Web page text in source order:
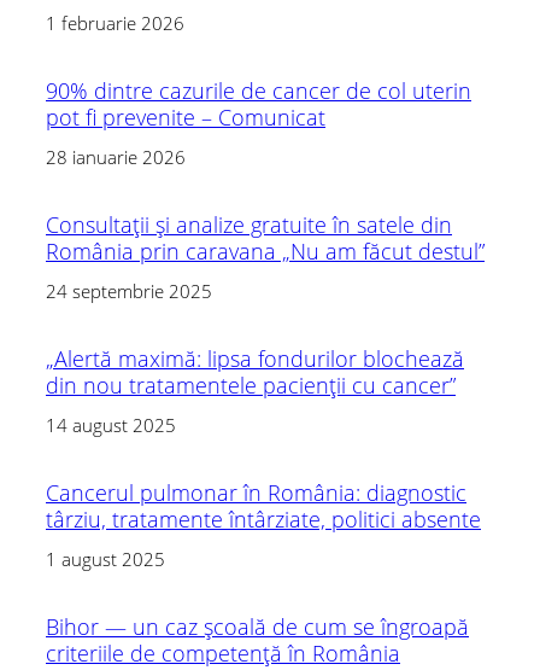
1 februarie 2026
90% dintre cazurile de cancer de col uterin
pot fi prevenite – Comunicat
28 ianuarie 2026
Consultații și analize gratuite în satele din
România prin caravana „Nu am făcut destul”
24 septembrie 2025
„Alertă maximă: lipsa fondurilor blochează
din nou tratamentele pacienții cu cancer”
14 august 2025
Cancerul pulmonar în România: diagnostic
târziu, tratamente întârziate, politici absente
1 august 2025
Bihor — un caz școală de cum se îngroapă
criteriile de competență în România